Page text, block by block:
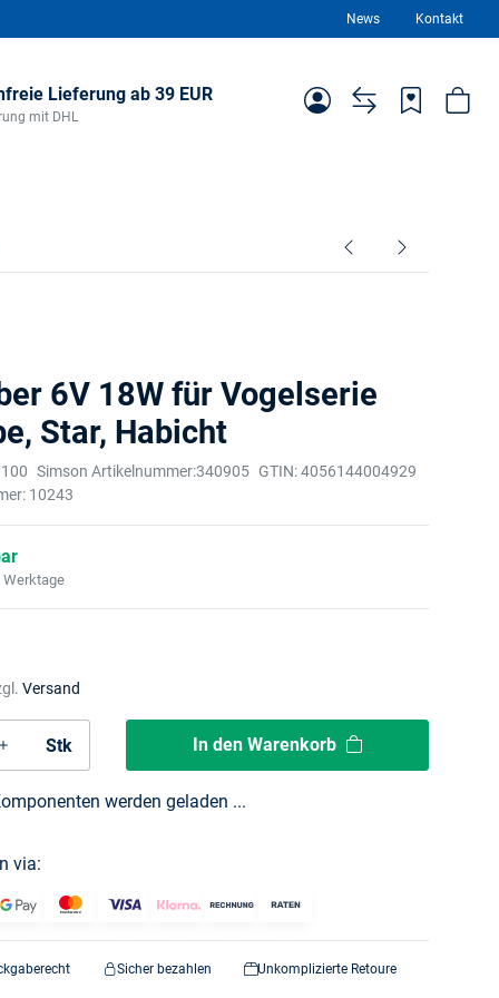
News Kontakt
Lieferung ab 39 EUR
mit DHL
6V 18W für Vogelserie
Star, Habicht
Simson Artikelnummer:340905 GTIN:4056144004929
10243
Werktage
Versand
Stk In den Warenkorb
werden geladen ...
via:
Sicher bezahlen Unkomplizierte Retoure